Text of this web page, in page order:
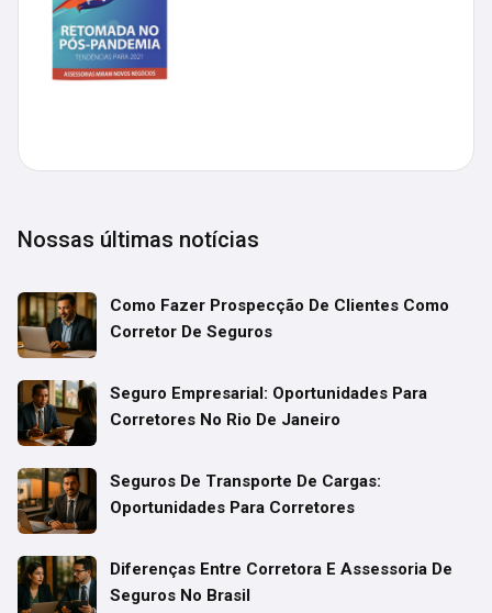
Nossas últimas notícias
Como Fazer Prospecção De Clientes Como
Corretor De Seguros
Seguro Empresarial: Oportunidades Para
Corretores No Rio De Janeiro
Seguros De Transporte De Cargas:
Oportunidades Para Corretores
Diferenças Entre Corretora E Assessoria De
Seguros No Brasil